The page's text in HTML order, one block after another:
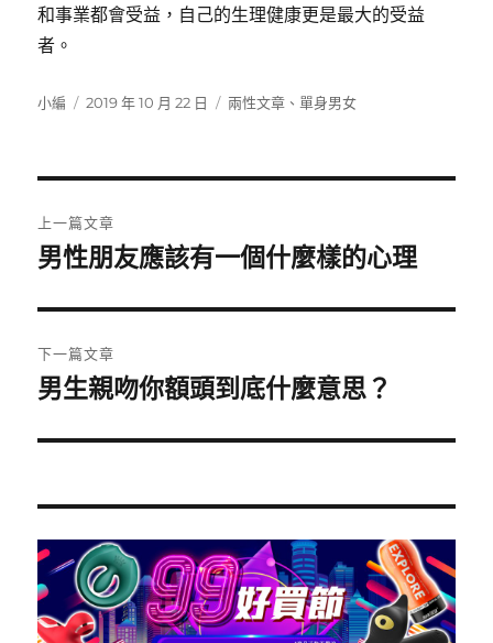
和事業都會受益，自己的生理健康更是最大的受益
者。
作
小編
發
2019 年 10 月 22 日
分
兩性文章 、 單身男女
章
覽
上一篇文章
上
篇
文
章:
男性朋友應該有一個什麼樣的心理
下一篇文章
下
篇
章:
男生親吻你額頭到底什麼意思？